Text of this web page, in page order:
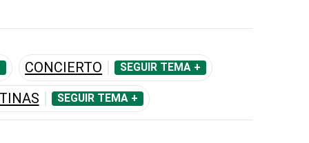
CONCIERTO SEGUIR TEMA +
SEGUIR TEMA +